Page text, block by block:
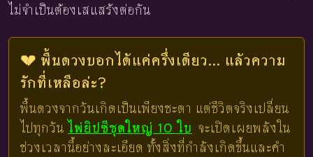
ไม่จำเป็นต้องเสแสร้งต่อกัน
💔 พื้นดวงบอกได้แค่ครึ่งเดียว... แล้วความ
รักที่เหลือล่ะ?
พื้นดวงจากวันเกิดเป็นเพียงชะตา แต่ชีวิตจริงเปลี่ยน
ไปทุกวัน ไพ่ยิปซีชุดใหญ่ 10 ใบ จะเปิดเผยพลังใน
ช่วงเวลานี้อย่างละเอียด ทั้งสิ่งที่กำลังเกิดขึ้นและคำ